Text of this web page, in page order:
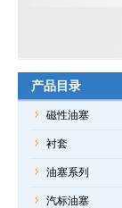
产品目录
磁性油塞
衬套
油塞系列
汽标油塞